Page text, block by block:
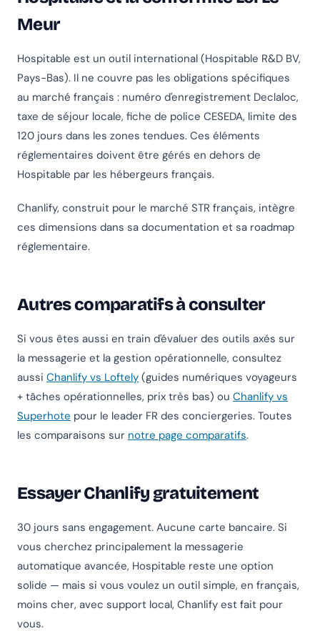
Meur
Hospitable est un outil international (Hospitable R&D BV,
Pays-Bas). Il ne couvre pas les obligations spécifiques
au marché français : numéro d'enregistrement Declaloc,
taxe de séjour locale, fiche de police CESEDA, limite des
120 jours dans les zones tendues. Ces éléments
réglementaires doivent être gérés en dehors de
Hospitable par les hébergeurs français.
Chanlify, construit pour le marché STR français, intègre
ces dimensions dans sa documentation et sa roadmap
réglementaire.
Autres comparatifs à consulter
Si vous êtes aussi en train d'évaluer des outils axés sur
la messagerie et la gestion opérationnelle, consultez
aussi Chanlify vs Loftely (guides numériques voyageurs
+ tâches opérationnelles, prix très bas) ou Chanlify vs
Superhote pour le leader FR des conciergeries. Toutes
les comparaisons sur notre page comparatifs.
Essayer Chanlify gratuitement
30 jours sans engagement. Aucune carte bancaire. Si
vous cherchez principalement la messagerie
automatique avancée, Hospitable reste une option
solide — mais si vous voulez un outil simple, en français,
moins cher, avec support local, Chanlify est fait pour
vous.